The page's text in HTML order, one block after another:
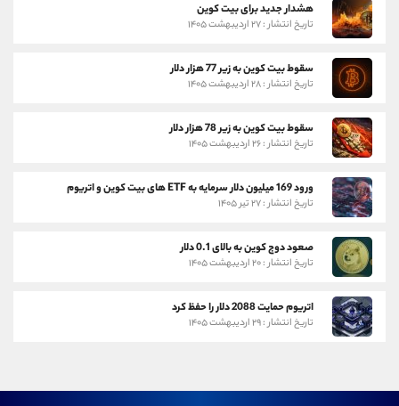
هشدار جدید برای بیت کوین
تاریخ انتشار : ۲۷ اردیبهشت ۱۴۰۵
سقوط بیت کوین به زیر 77 هزار دلار
تاریخ انتشار : ۲۸ اردیبهشت ۱۴۰۵
سقوط بیت کوین به زیر 78 هزار دلار
تاریخ انتشار : ۲۶ اردیبهشت ۱۴۰۵
ورود 169 میلیون دلار سرمایه به ETF های بیت کوین و اتریوم
تاریخ انتشار : ۲۷ تیر ۱۴۰۵
صعود دوج کوین به بالای 0.1 دلار
تاریخ انتشار : ۲۰ اردیبهشت ۱۴۰۵
اتریوم حمایت 2088 دلار را حفظ کرد
تاریخ انتشار : ۲۹ اردیبهشت ۱۴۰۵